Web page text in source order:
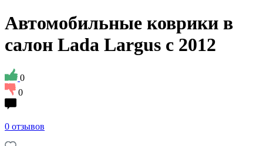
Автомобильные коврики в
салон Lada Largus c 2012
0
0
0 отзывов